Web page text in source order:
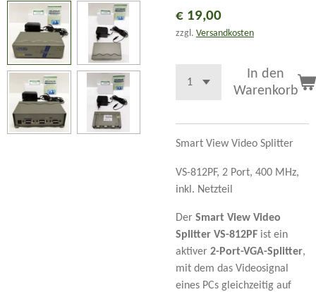
€ 19,00
zzgl. Versandkosten
In den
Warenkorb
Smart View Video Splitter
VS-812PF, 2 Port, 400 MHz,
inkl. Netzteil
Der Smart View Video
Splitter VS-812PF ist ein
aktiver 2-Port-VGA-Splitter,
mit dem das Videosignal
eines PCs gleichzeitig auf